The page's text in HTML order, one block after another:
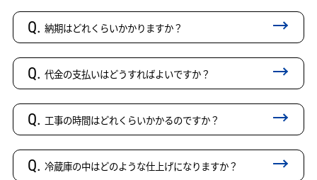
Q. 納期はどれくらいかかりますか？
Q. 代金の支払いはどうすればよいですか？
Q. 工事の時間はどれくらいかかるのですか？
Q. 冷蔵庫の中はどのような仕上げになりますか？